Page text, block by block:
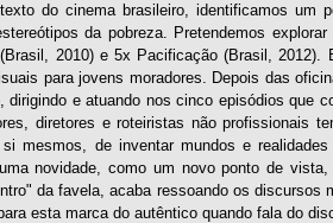
do cinema brasileiro, identificamos
da pobreza. Pretendemos
2010) e 5x Pacificação (Brasil,
para jovens moradores. Depois das
dirigindo e atuando nos cinco episódios que
diretores e roteiristas não profissionais
mesmos, de inventar mundos e
novidade, como um novo ponto de
da favela, acaba ressoando os discursos
esta marca do autêntico quando fala do